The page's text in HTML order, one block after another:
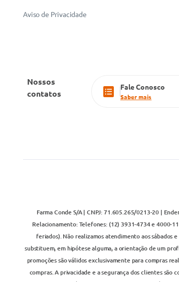
Aviso de Privacidade
Nossos
contatos
Fale Conosco
Saber mais
Farma Conde S/A | CNPJ: 71.605.265/0213-20 |
Relacionamento: Telefones: (12) 3931-4734 e 4000-
feriados). Não realizamos atendimento aos sábados
substituem, em hipótese alguma, a orientação de um
promoções são válidos exclusivamente para compras
compras. A privacidade e a segurança dos clientes